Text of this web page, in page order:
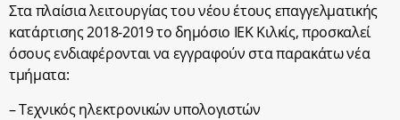
Στα πλαίσια λειτουργίας του νέου έτους επαγγελματικής
κατάρτισης 2018-2019 το δημόσιο ΙΕΚ Κιλκίς, προσκαλεί
όσους ενδιαφέρονται να εγγραφούν στα παρακάτω νέα
τμήματα:
– Τεχνικός ηλεκτρονικών υπολογιστών